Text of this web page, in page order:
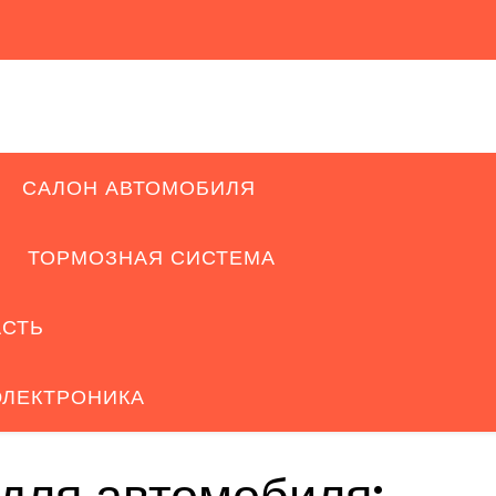
САЛОН АВТОМОБИЛЯ
ТОРМОЗНАЯ СИСТЕМА